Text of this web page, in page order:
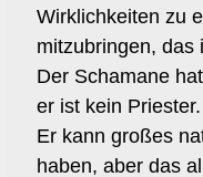
Wirklichkeiten zu
mitzubringen, das
Der Schamane
er ist kein
Er kann großes
haben, aber das